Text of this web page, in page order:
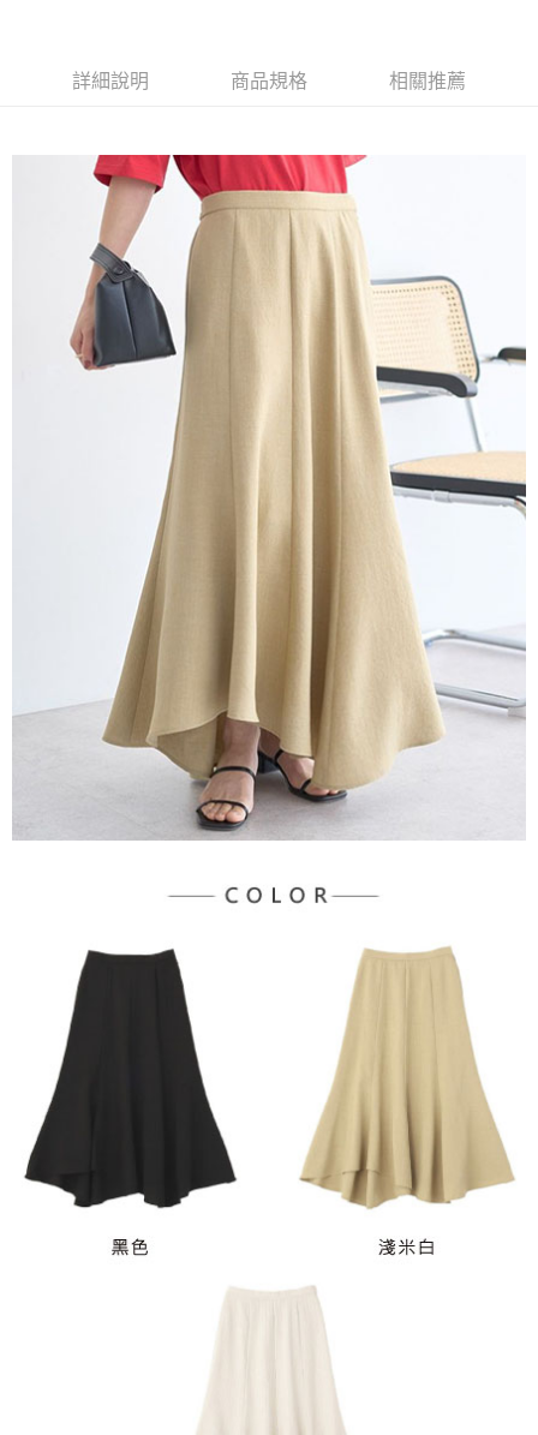
流程，驗證手機門號後，選擇欲分期的期數、繳款截止日，確認付款後即完
消。如遇「轉專審核」未通過狀況，表示未達大哥付你分期系統評分，恕無
法說明評估內容。
【繳款方式說明】
1.分期款項不併入電信帳單，「大哥付你分期」於每月結算日後寄送繳費提
2.透過簡訊連結打開帳單後，可選擇「超商條碼／台灣大直營門市／銀行轉
帳／街口支付／iPASS MONEY」等通路繳費。
【注意事項】
1.本服務係由「台灣大哥大股份有限公司」（以下簡稱本公司）所提供，讓
用戶於交易時，得透過本服務購買商品或服務，並由商店將買賣／分期付款
買賣價金債權讓與本公司後，依約使用本公司帳單繳交帳款。
2.基於同意付款使用「大哥付你分期」之契約關係目的，商店將以您的個人
資料（包含姓名、電話或地址）提供予台灣大哥大進項蒐集、處理及利用，
由本公司與您本人進行分期帳單所需資料之確認、核對及更正。
3.完整用戶服務條款，請詳閱以下連結：
https://oppay.tw/userRule
【關於「AFTEE先享後付」】
１．簡單：不需註冊會員、不需綁卡、不需儲值。
２．便利：只要手機號碼，簡訊認證，即可結帳。
３．安心：先確認商品／服務後，再付款。
【「AFTEE先享後付」結帳流程】
１．於結帳方式選擇「AFTEE先享後付」後，將跳轉至「AFTEE先享後付」
結帳頁面，進行簡訊認證並確認金額後，即可完成結帳。
２．訂單成立數日內，您將收到繳費通知簡訊。
３．收到繳費通知簡訊後14天內，點擊此簡訊中的連結，可透過四大超商／
ATM／網路銀行／等多元方式進行付款，方視為交易完成。
※ 請注意：結帳手續完成當下不需立刻繳費，但若您需要取消訂單，請聯絡
購買商品的店家。未經商家同意取消之訂單仍視為有效，需透過AFTEE先享
※ 交易是否成功請以「AFTEE先享後付 」之結帳頁面顯示為準，若有關於
是否繳費成功／繳費後需取消欲退款等相關疑問，請聯繫「AFTEE先享後付
https://netprotections.freshdesk.com/support/home
１．透過由恩沛科技股份有限公司提供之「AFTEE先享後付」服務完成之交
易，需依本服務之必要範圍內提供個人資料，並將交易相關給付款項請求債
權轉讓予恩沛科技股份有限公司。
２．關於個人資料處理事宜，請瀏覽以下網址：
https://aftee.tw/terms/#terms3
３．未成年的使用者請事先徵得法定代理人或監護人之同意方可使用
「AFTEE先享後付」，若未經同意申辦者引起之損失，本公司不負相關責
４．使用「AFTEE先享後付」時，將依據個別帳號之用戶狀況，依本公司即
時審查核予不同之上限額度；若仍有額度不足之情形，本公司將視審查結果
請求用戶進行身份認證。
５．嚴禁一人註冊多個帳號或使用他人資訊註冊。若發現惡意使用之情形，
恩沛科技股份有限公司將有權停止該用戶之使用額度並採取法律行動。
運送方式
全家取貨付款
每筆NT$60，滿NT$1,500(含以上)免運費
全家純取貨
每筆NT$60，滿NT$1,500(含以上)免運費
萊爾富取貨付款
每筆NT$60，滿NT$1,500(含以上)免運費
每筆NT$60，滿NT$1,500(含以上)免運費
每筆NT$60，滿NT$1,500(含以上)免運費
每筆NT$60，滿NT$1,500(含以上)免運費
每筆NT$90，滿NT$1,500(含以上)免運費
詳細說明 商品規格 相關推薦